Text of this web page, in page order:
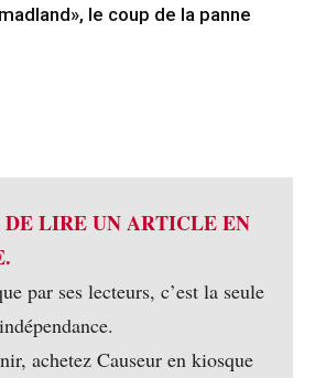
le coup de la panne
DE LIRE UN ARTICLE EN
par ses lecteurs, c’est la seule
achetez Causeur en kiosque